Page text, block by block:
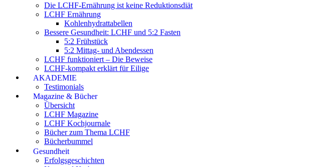
Die LCHF-Ernährung ist keine Reduktionsdiät
LCHF Ernährung
Kohlenhydrattabellen
Bessere Gesundheit: LCHF und 5:2 Fasten
5:2 Frühstück
5:2 Mittag- und Abendessen
LCHF funktioniert – Die Beweise
LCHF-kompakt erklärt für Eilige
AKADEMIE
Testimonials
Magazine & Bücher
Übersicht
LCHF Magazine
LCHF Kochjournale
Bücher zum Thema LCHF
Bücherbummel
Gesundheit
Erfolgsgeschichten